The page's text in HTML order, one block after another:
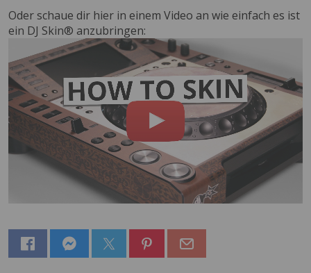
Oder schaue dir hier in einem Video an wie einfach es ist
ein DJ Skin® anzubringen: